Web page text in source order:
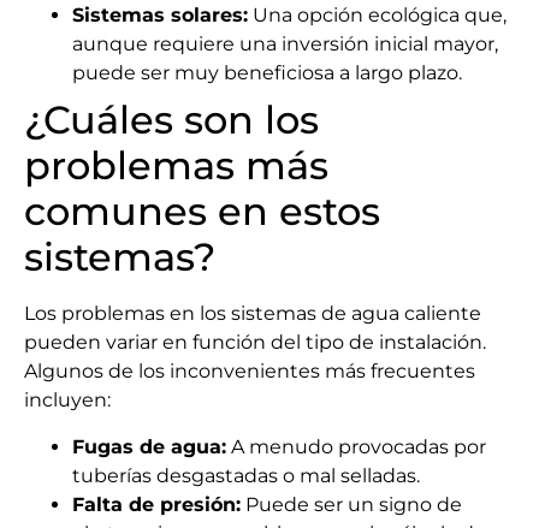
Sistemas solares: Una opción ecológica que,
aunque requiere una inversión inicial mayor,
puede ser muy beneficiosa a largo plazo.
¿Cuáles son los
problemas más
comunes en estos
sistemas?
Los problemas en los sistemas de agua caliente
pueden variar en función del tipo de instalación.
Algunos de los inconvenientes más frecuentes
incluyen:
Fugas de agua: A menudo provocadas por
tuberías desgastadas o mal selladas.
Falta de presión: Puede ser un signo de